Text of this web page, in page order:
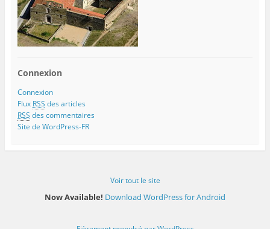
Connexion
Connexion
Flux RSS des articles
RSS des commentaires
Site de WordPress-FR
Voir tout le site
Now Available! Download WordPress for Android